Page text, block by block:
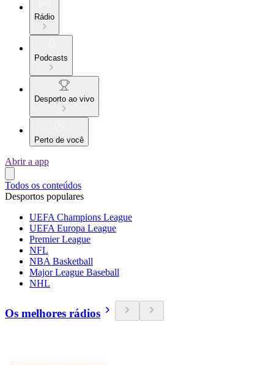
Rádio
Podcasts
Desporto ao vivo
Perto de você
Abrir a app
Todos os conteúdos
Desportos populares
UEFA Champions League
UEFA Europa League
Premier League
NFL
NBA Basketball
Major League Baseball
NHL
Os melhores rádios